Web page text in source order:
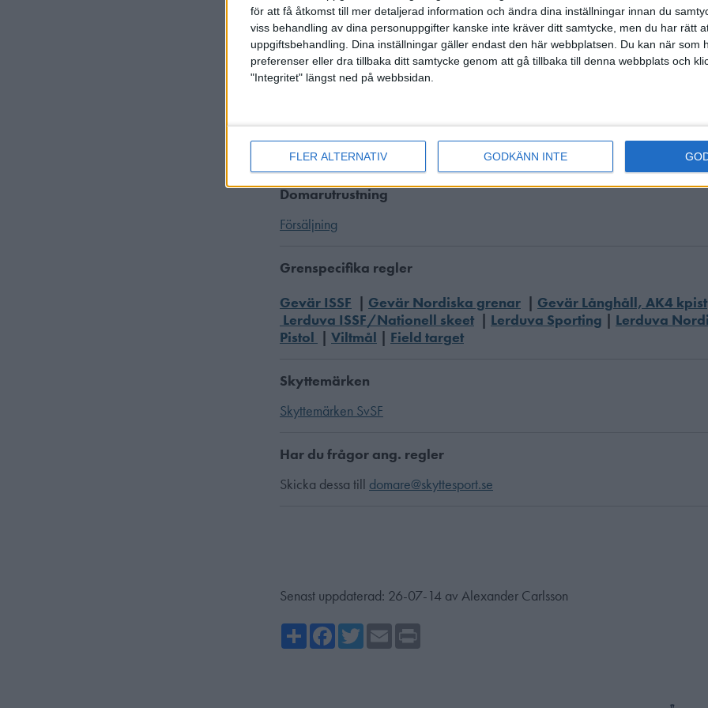
för att få åtkomst till mer detaljerad information och ändra dina inställningar innan du
viss behandling av dina personuppgifter kanske inte kräver ditt samtycke, men du har rätt
uppgiftsbehandling. Dina inställningar gäller endast den här webbplatsen. Du kan när som
preferenser eller dra tillbaka ditt samtycke genom att gå tillbaka till denna webbplats och
"Integritet" längst ned på webbsidan.
FLER ALTERNATIV GODKÄNN INTE
ISSF-reglemente 10 kap. (Moving Taget) version 2025 (2026-07-
Licensierade domare
Licensierade domare(2026-06-01)
fortlöpande och vissa felaktigheter kan förekomma. Om ni hittar felaktigheter
veta detta, skicka ett e-postmeddelandepå denna adressi så fall.
Domarutrustning
Försäljning
Grenspecifika regler
Gevär ISSF | Gevär Nordiska grenar | Gevär Långhåll, AK4 kpist
Lerduva ISSF/Nationell skeet | Lerduva Sporting | Lerduva
Pistol | Viltmål | Field target
Skyttemärken
Skyttemärken SvSF
Har du frågor ang. regler
Skicka dessa till domare@skyttesport.se
Senast uppdaterad: 26-07-14 av Alexander Carlsson
ShareFacebook
TwitterEmail